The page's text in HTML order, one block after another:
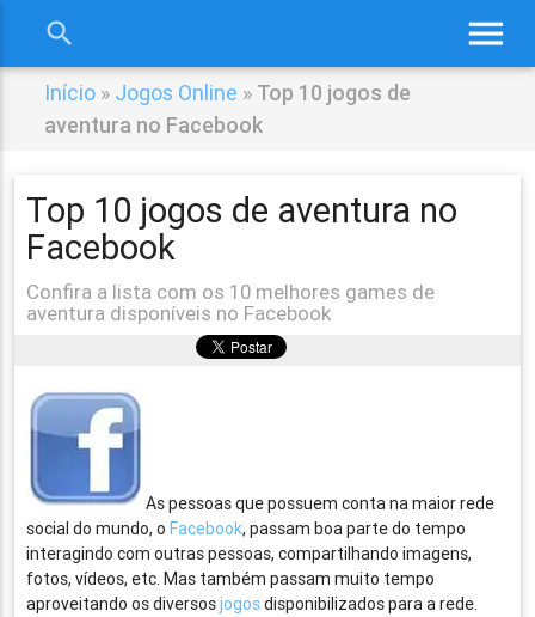
menu
search
Início » Jogos Online » Top 10 jogos de
aventura no Facebook
Top 10 jogos de aventura no
Facebook
Confira a lista com os 10 melhores games de
aventura disponíveis no Facebook
As pessoas que possuem conta na maior rede
social do mundo, oFacebook, passam boa parte do tempo
interagindo com outras pessoas, compartilhando imagens,
fotos, vídeos, etc. Mas também passam muito tempo
aproveitando os diversosjogosdisponibilizados para a rede.